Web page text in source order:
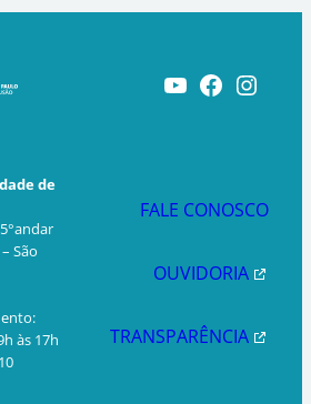
Youtube Facebook Instagram
de
São
às 17h
FALE CONOSCO
OUVIDORIA
TRANSPARÊNCIA